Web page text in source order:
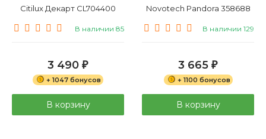
Citilux Декарт CL704400
В наличии 85
3 490 ₽
+ 1047 бонусов
В корзину
Novotech Pandora 358688
В наличии 129
3 665 ₽
+ 1100 бонусов
В корзину